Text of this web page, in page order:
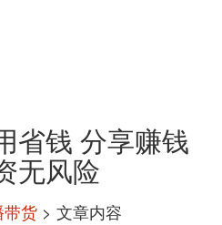
省钱 分享赚钱
无风险
带货 > 文章内容